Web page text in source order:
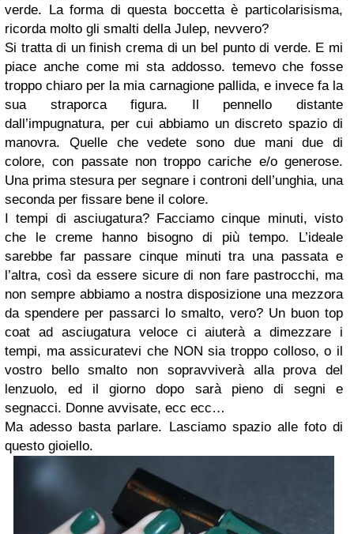
verde. La forma di questa boccetta è particolarisisma,
ricorda molto gli smalti della Julep, nevvero?
Si tratta di un finish crema di un bel punto di verde. E mi
piace anche come mi sta addosso. temevo che fosse
troppo chiaro per la mia carnagione pallida, e invece fa la
sua straporca figura. Il pennello distante
dall’impugnatura, per cui abbiamo un discreto spazio di
manovra. Quelle che vedete sono due mani due di
colore, con passate non troppo cariche e/o generose.
Una prima stesura per segnare i controni dell’unghia, una
seconda per fissare bene il colore.
I tempi di asciugatura? Facciamo cinque minuti, visto
che le creme hanno bisogno di più tempo. L’ideale
sarebbe far passare cinque minuti tra una passata e
l’altra, così da essere sicure di non fare pastrocchi, ma
non sempre abbiamo a nostra disposizione una mezzora
da spendere per passarci lo smalto, vero? Un buon top
coat ad asciugatura veloce ci aiuterà a dimezzare i
tempi, ma assicuratevi che NON sia troppo colloso, o il
vostro bello smalto non sopravviverà alla prova del
lenzuolo, ed il giorno dopo sarà pieno di segni e
segnacci. Donne avvisate, ecc ecc…
Ma adesso basta parlare. Lasciamo spazio alle foto di
questo gioiello.